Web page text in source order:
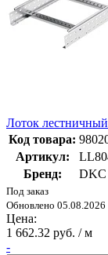
Лоток
Код товара:
Артикул:
Бренд:
DKC
Под заказ
Обновлено 05.08.2026
Цена:
1 662.32 руб. / м
-